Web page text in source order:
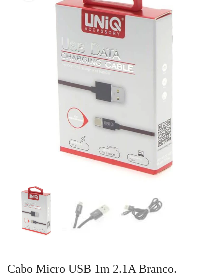
Cabo Micro USB 1m 2.1A Branco.